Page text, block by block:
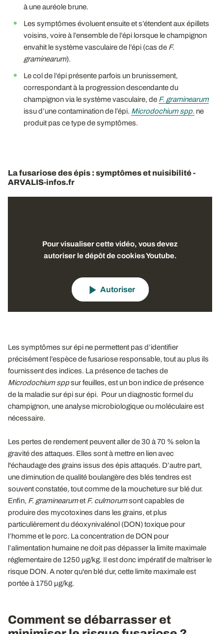
à une auréole brune.
Les symptômes évoluent ensuite et s’étendent aux épillets
voisins, voire à l’ensemble de l’épi lorsque le champignon
envahit le système vasculaire de l’épi (cas de F.
graminearum).
Le col de l’épi présente parfois un brunissement,
correspondant à la progression descendante du
champignon via le système vasculaire, de F. graminearum
issu d’une contamination de l’épi. Microdochium spp. ne
produit pas ce type de symptômes.
La fusariose des épis : symptômes et nuisibilité -
ARVALIS-infos.fr
Pour visualiser cette vidéo, vous devez
autoriser le dépôt de cookies Youtube.
Autoriser
Les symptômes sur épi ne permettent pas d’identifier
précisément l’espèce de fusariose responsable, tout au plus ils
fournissent des indices. La présence de taches de
Microdochium sppsur feuilles, est un bon indice de présence
de la maladie sur épi sur épi. Pour un diagnostic formel du
champignon, une analyse microbiologique ou moléculaire est
nécessaire.
Les pertes de rendement peuvent aller de 30 à 70 % selon la
gravité des attaques. Elles sont à mettre en lien avec
l'échaudage des grains issus des épis attaqués. D’autre part,
une diminution de qualité boulangère des blés tendres est
souvent constatée, tout comme de la moucheture sur blé dur.
Enfin, F. graminearumet F. culmorumsont capables de
produire des mycotoxines dans les grains, et plus
particulièrement du déoxynivalénol (DON) toxique pour
l’homme et le porc. La concentration de DON pour
l’alimentation humaine ne doit pas dépasser la limite maximale
réglementaire de 1250 µg/kg. Il est donc impératif de maîtriser le
risque DON. A noter qu'en blé dur, cette limite maximale est
portée à 1750 µg/kg.
Comment se débarrasser et